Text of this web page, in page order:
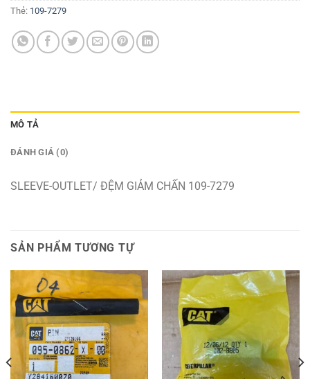
Thẻ: 109-7279
MÔ TẢ
ĐÁNH GIÁ (0)
SLEEVE-OUTLET/ ĐỆM GIẢM CHẤN 109-7279
SẢN PHẨM TƯƠNG TỰ